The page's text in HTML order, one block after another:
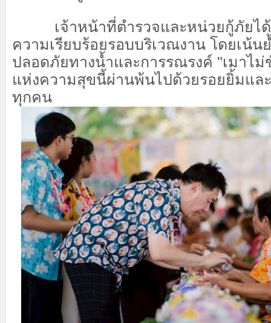
เจ้าหน้าที่ตำรวจและหน่วยกู้ภัยได้
ความเรียบร้อยรอบบริเวณงาน โดยเน้น
ปลอดภัยทางน้ำและการรณรงค์ "เมาไม่
แห่งความสุขนี้ผ่านพ้นไปด้วยรอยยิ้มแล
ทุกคน